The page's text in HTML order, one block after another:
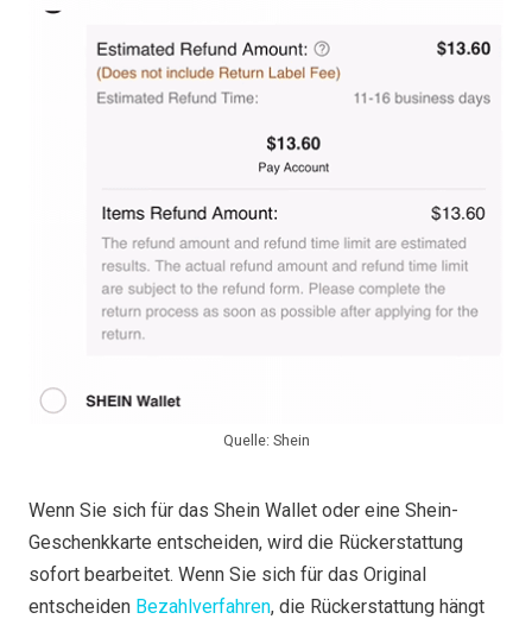
Quelle: Shein
Wenn Sie sich für das Shein Wallet oder eine Shein-
Geschenkkarte entscheiden, wird die Rückerstattung
sofort bearbeitet. Wenn Sie sich für das Original
entscheiden Bezahlverfahren, die Rückerstattung hängt